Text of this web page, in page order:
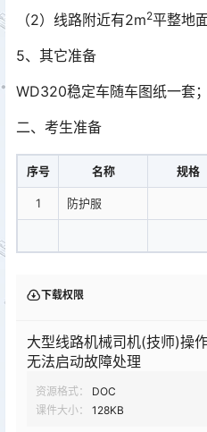
（2）线路附近有2m2平整地面
5、其它准备
WD320稳定车随车图纸一套；
二、考生准备
序号 名称 规格
1 防护服
下载权限
大型线路机械司机(技师)操
无法启动故障处理
资源格式：
DOC
课件大小：
128KB